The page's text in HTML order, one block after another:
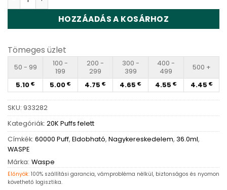
HOZZÁADÁS A KOSÁRHOZ
Tömeges üzlet
50 - 99
100 -
199
200 -
299
300 -
399
400 -
499
500 +
5.10 € 5.00 € 4.75 € 4.65 € 4.55 € 4.45 €
SKU: 933282
Kategóriák: 20K Puffs felett
Címkék: 60000 Puff, Eldobható, Nagykereskedelem, 36.0ml,
WASPE
Márka: Waspe
Előnyök: 100% szállítási garancia, vámprobléma nélkül, biztonságos és nyomon
követhető logisztika.